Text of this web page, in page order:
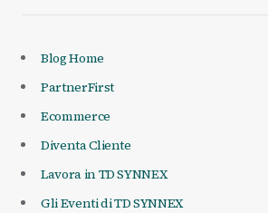
Blog Home
PartnerFirst
Ecommerce
Diventa Cliente
Lavora in TD SYNNEX
Gli Eventi di TD SYNNEX